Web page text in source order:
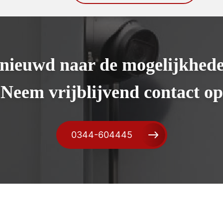
naar de
Neem vrijblijvend contact op
0344-604445